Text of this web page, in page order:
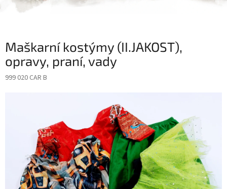
Maškarní kostýmy (II.JAKOST),
opravy, praní, vady
999 020 CAR B